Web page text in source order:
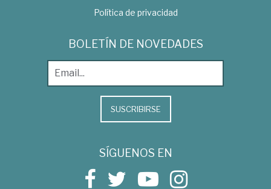
Política de privacidad
BOLETÍN DE NOVEDADES
SUSCRIBIRSE
SÍGUENOS EN